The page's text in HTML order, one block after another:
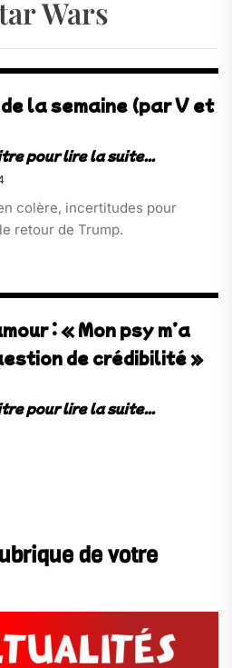
Wars
la semaine (par V et
colère, incertitudes pour
retour de Trump.
: « Mon psy m’a
de crédibilité »
de votre